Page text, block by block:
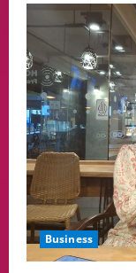
4
5
Business